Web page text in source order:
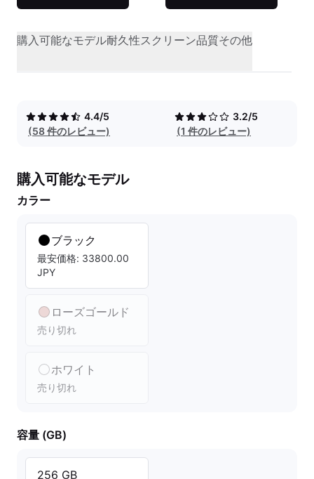
購入可能なモデル耐久性スクリーン品質その他
4.4/5
(58 件のレビュー)
3.2/5
(1 件のレビュー)
購入可能なモデル
カラー
ブラック
最安価格: 33800.00
JPY
ローズゴールド
売り切れ
ホワイト
売り切れ
容量 (GB)
256 GB